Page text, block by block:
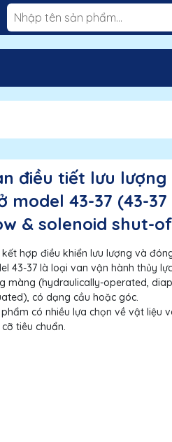
điều tiết lưu lượng
model 43-37 (43-
& solenoid shut-
kết hợp điều khiển lưu lượng và
43-37 là loại van vận hành thủy
màng (hydraulically-operated,
có dạng cầu hoặc góc.
phẩm có nhiều lựa chọn về vật liệu
tiêu chuẩn.